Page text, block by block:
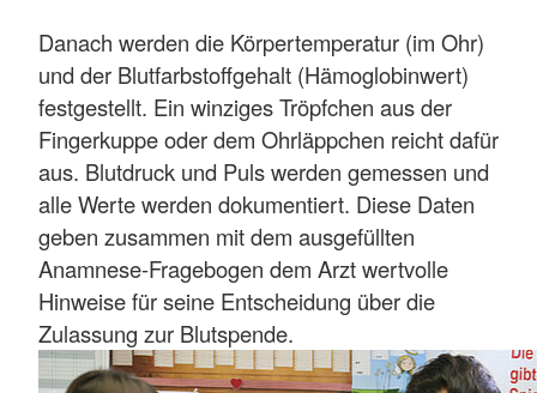
Danach werden die Körpertemperatur (im Ohr)
und der Blutfarbstoffgehalt (Hämoglobinwert)
festgestellt. Ein winziges Tröpfchen aus der
Fingerkuppe oder dem Ohrläppchen reicht dafür
aus. Blutdruck und Puls werden gemessen und
alle Werte werden dokumentiert. Diese Daten
geben zusammen mit dem ausgefüllten
Anamnese-Fragebogen dem Arzt wertvolle
Hinweise für seine Entscheidung über die
Zulassung zur Blutspende.